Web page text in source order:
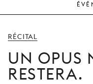
RÉCITAL
UN OPUS
RESTERA.